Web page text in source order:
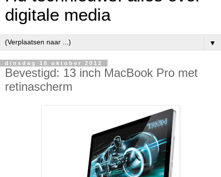
digitale media
▼
dinsdag 16 oktober 2012
Bevestigd: 13 inch MacBook Pro met
retinascherm